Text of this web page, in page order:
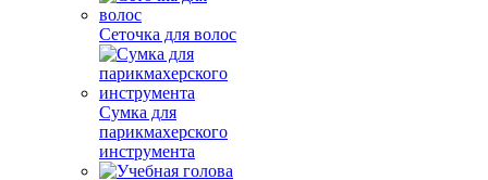
Сеточка для волос
Сумка для
парикмахерского
инструмента